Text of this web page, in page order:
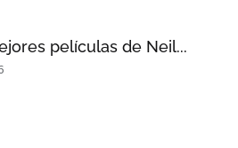
películas de Neil...